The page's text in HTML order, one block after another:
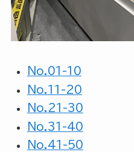
No.01-10
No.11-20
No. 21-30
No. 31-40
No.41-50